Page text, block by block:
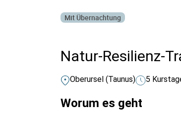
Mit Übernachtung
Natur-Resilienz-
Oberursel (Taunus) 5
Worum es geht